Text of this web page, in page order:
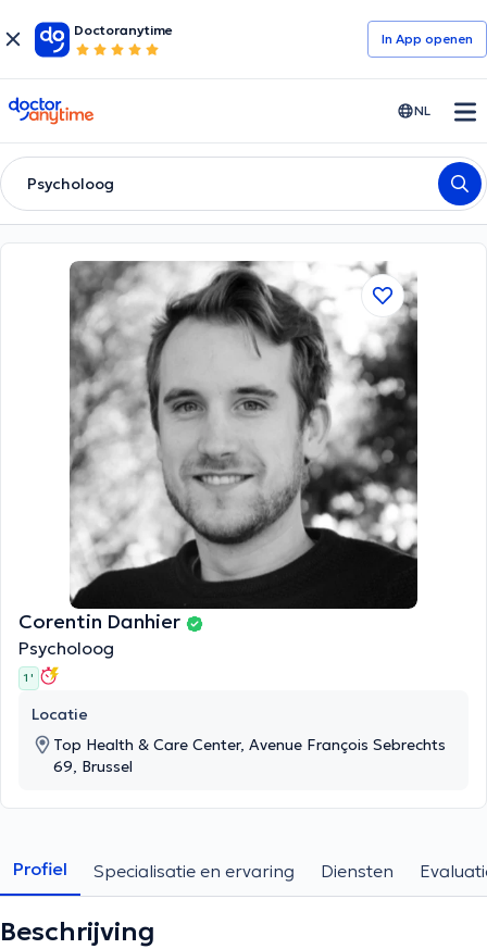
Doctoranytime
In App openen
doctoranytime NL
Psycholoog
Corentin Danhier
Psycholoog
1 '
Locatie
Top Health & Care Center, Avenue François Sebrechts
69, Brussel
Profiel Specialisatie en ervaring Diensten
Beschrijving